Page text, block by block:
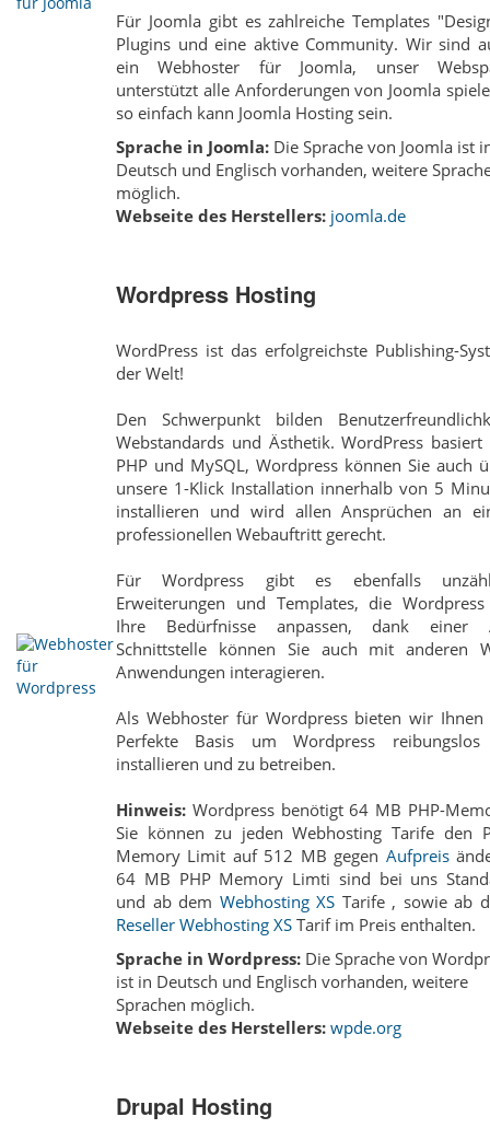
Für Joomla gibt es zahlreiche Templates
Plugins und eine aktive Community. Wir sind
ein Webhoster für Joomla, unser
unterstützt alle Anforderungen von Joomla
so einfach kann Joomla Hosting sein.
Sprache in Joomla: Die Sprache von Joomla ist
Deutsch und Englisch vorhanden, weitere
möglich.
Webseite des Herstellers: joomla.de
Wordpress Hosting
WordPress ist das erfolgreichste Publishing-
der Welt!
Den Schwerpunkt bilden
Webstandards und Ästhetik. WordPress basiert
PHP und MySQL, Wordpress können Sie auch
unsere 1-Klick Installation innerhalb von 5
installieren und wird allen Ansprüchen an
professionellen Webauftritt gerecht.
Für Wordpress gibt es ebenfalls
Erweiterungen und Templates, die
Ihre Bedürfnisse anpassen, dank einer
Schnittstelle können Sie auch mit anderen
Anwendungen interagieren.
Als Webhoster für Wordpress bieten wir Ihnen
Perfekte Basis um Wordpress
installieren und zu betreiben.
Hinweis: Wordpress benötigt 64 MB PHP-
Sie können zu jeden Webhosting Tarife den
Memory Limit auf 512 MB gegen Aufpreis
64 MB PHP Memory Limti sind bei uns
und ab dem Webhosting XS Tarife , sowie ab
Reseller Webhosting XS Tarif im Preis enthalten.
Sprache in Wordpress: Die Sprache von
ist in Deutsch und Englisch vorhanden, weitere
Sprachen möglich.
Webseite des Herstellers: wpde.org
Drupal Hosting